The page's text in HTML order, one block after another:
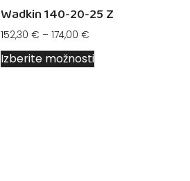
Wadkin 140-20-25 Z
152,30 € – 174,00 €
Izberite možnosti